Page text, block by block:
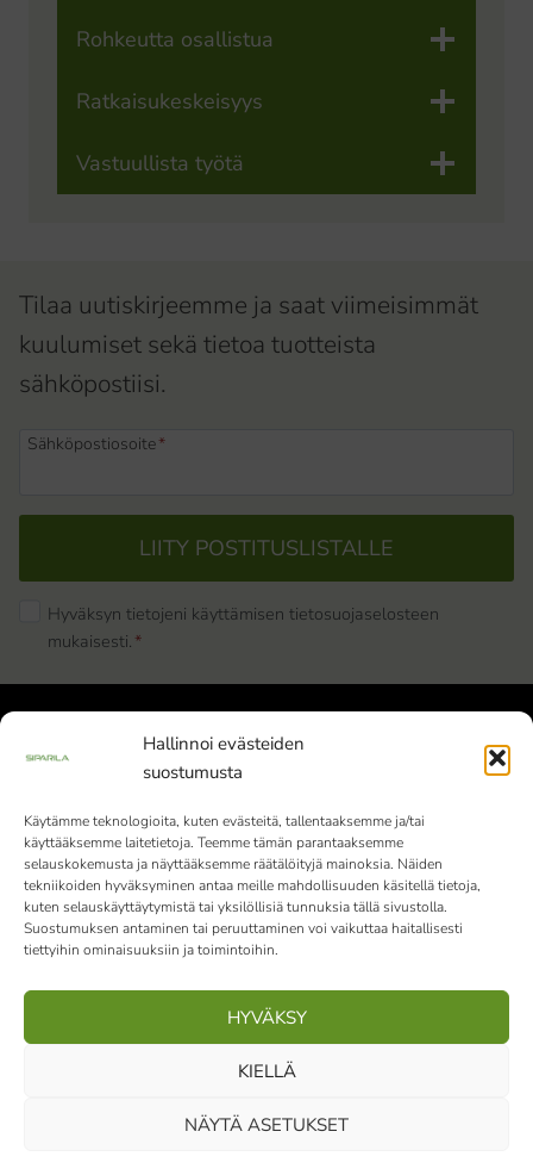
Hallinnoi evästeiden
suostumusta
Käytämme teknologioita, kuten evästeitä, tallentaaksemme ja/tai
käyttääksemme laitetietoja. Teemme tämän parantaaksemme
selauskokemusta ja näyttääksemme räätälöityjä mainoksia. Näiden
tekniikoiden hyväksyminen antaa meille mahdollisuuden käsitellä tietoja,
kuten selauskäyttäytymistä tai yksilöllisiä tunnuksia tällä sivustolla.
Suostumuksen antaminen tai peruuttaminen voi vaikuttaa haitallisesti
tiettyihin ominaisuuksiin ja toimintoihin.
HYVÄKSY
KIELLÄ
NÄYTÄ ASETUKSET
Rohkeutta osallistua
Ratkaisukeskeisyys
Vastuullista työtä
Tilaa uutiskirjeemme ja saat viimeisimmät
kuulumiset sekä tietoa tuotteista
sähköpostiisi.
Sähköpostiosoite*
LIITY POSTITUSLISTALLE
Hyväksyn tietojeni käyttämisen tietosuojaselosteen
mukaisesti. *
Siparila Oy | Y-tunnus: 1982051-9 |
Varaslahdentie 1, 40800 Vaajakoski
010 4242 000Vaihde palvelee klo 9-15
Facebook
Instagram
LinkedIn
Pinterest
Tietosuojaseloste|Rekisteriseloste